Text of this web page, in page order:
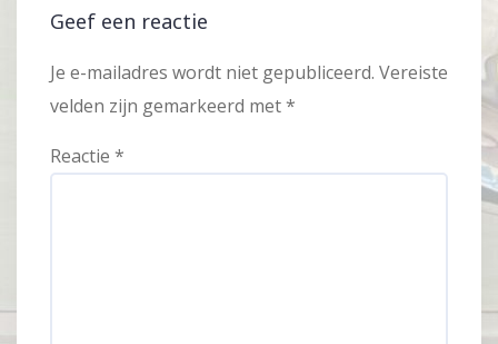
Geef een reactie
Je e-mailadres wordt niet gepubliceerd. Vereiste
velden zijn gemarkeerd met*
Reactie *